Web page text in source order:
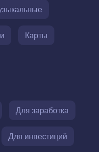
Карты
Для заработка
Для инвестиций